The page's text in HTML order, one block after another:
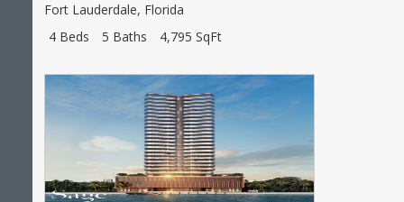
Fort Lauderdale, Florida
4 Beds
5 Baths 4,795 SqFt